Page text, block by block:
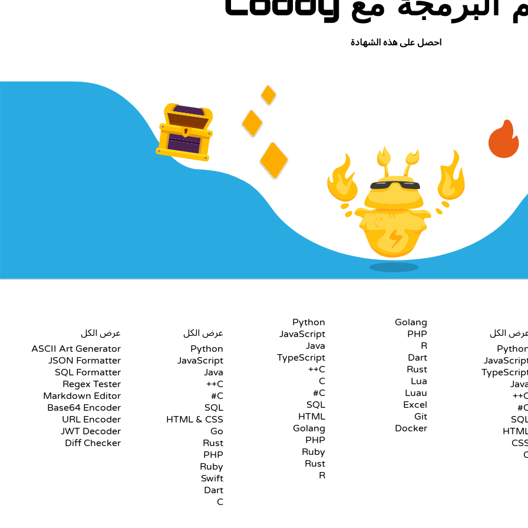
احصل على هذه الشهادة
الكل
Golang
PHP
R
Dart
Rust
Lua
Luau
Excel
Git
Docker
Python
JavaScript
Java
TypeScript
C++
C
C#
SQL
HTML
Golang
PHP
Ruby
Rust
R
عرض الكل
Python
JavaScript
Java
C++
C#
SQL
HTML & CSS
Go
Rust
PHP
Ruby
Swift
Dart
C
عرض الكل
ASCII Art Generator
JSON Formatter
SQL Formatter
Regex Tester
Markdown Editor
Base64 Encoder
URL Encoder
JWT Decoder
Diff Checker